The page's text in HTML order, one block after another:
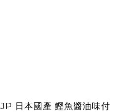
JP 日本國產 鰹魚醬油味付